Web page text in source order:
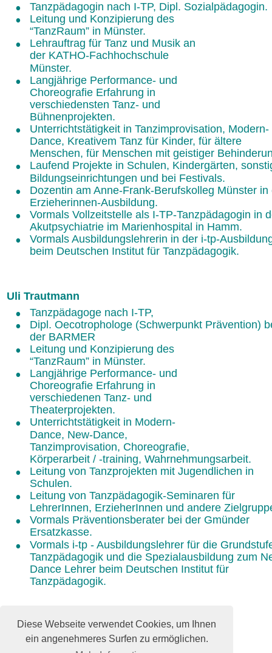
Diese Webseite verwendet Cookies, um Ihnen
ein angenehmeres Surfen zu ermöglichen.
• Tanzpädagogin nach I-TP, Dipl. Sozialpädagogin.
•
Leitung und Konzipierung des
“TanzRaum” in Münster.
•
Lehrauftrag für Tanz und Musik an
der KATHO-Fachhochschule
Münster.
•
Langjährige Performance- und
Choreografie Erfahrung in
verschiedensten Tanz- und
Bühnenprojekten.
•
Unterrichtstätigkeit in Tanzimprovisation, Modern-
Dance, Kreativem Tanz für Kinder, für ältere
Menschen, für Menschen mit geistiger
•
Laufend Projekte in Schulen, Kindergärten,
Bildungseinrichtungen und bei Festivals.
•
Dozentin am Anne-Frank-Berufskolleg Münster
Erzieherinnen-Ausbildung.
•
Vormals Vollzeitstelle als I-TP-Tanzpädagogin in
Akutpsychiatrie im Marienhospital in Hamm.
•
Vormals Ausbildungslehrerin in der i-tp-
beim Deutschen Institut für Tanzpädagogik.
Uli Trautmann
• Tanzpädagoge nach I-TP,
•
Dipl. Oecotrophologe (Schwerpunkt Prävention)
der BARMER
•
Leitung und Konzipierung des
“TanzRaum” in Münster.
•
Langjährige Performance- und
Choreografie Erfahrung in
verschiedenen Tanz- und
Theaterprojekten.
•
Unterrichtstätigkeit in Modern-
Dance, New-Dance,
Tanzimprovisation, Choreografie,
Körperarbeit / -training, Wahrnehmungsarbeit.
•
Leitung von Tanzprojekten mit Jugendlichen in
Schulen.
•
Leitung von Tanzpädagogik-Seminaren für
LehrerInnen, ErzieherInnen und andere
•
Vormals Präventionsberater bei der Gmünder
Ersatzkasse.
•
Vormals i-tp - Ausbildungslehrer für die
Tanzpädagogik und die Spezialausbildung zum
Dance Lehrer beim Deutschen Institut für
Tanzpädagogik.